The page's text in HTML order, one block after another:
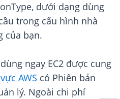
dưới dạng dùng
trong cấu hình nhà
của bạn.
ngay EC2 được cung
AWS có Phiên bản
lý. Ngoài chi phí